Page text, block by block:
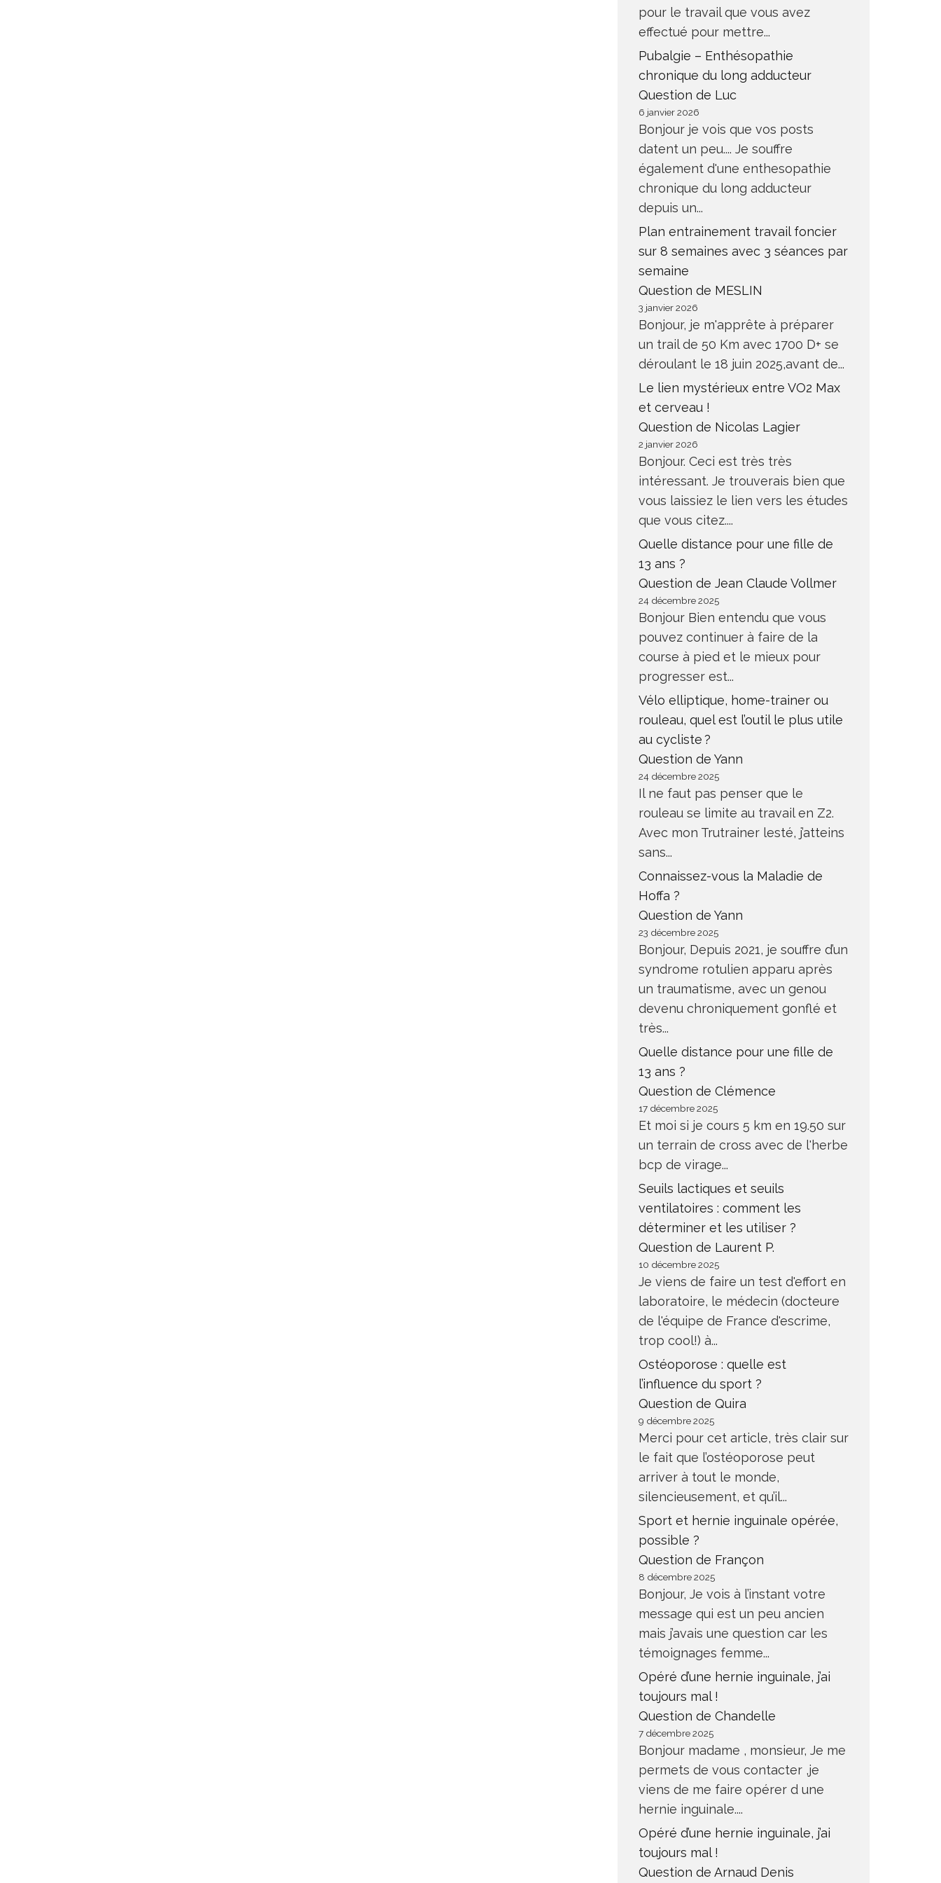
pour le travail que vous avez
effectué pour mettre...
Pubalgie – Enthésopathie
chronique du long adducteur
Question de Luc
6 janvier 2026
Bonjour je vois que vos posts
datent un peu.... Je souffre
également d'une enthesopathie
chronique du long adducteur
depuis un...
Plan entrainement travail foncier
sur 8 semaines avec 3 séances par
semaine
Question de MESLIN
3 janvier 2026
Bonjour, je m'apprête à préparer
un trail de 50 Km avec 1700 D+ se
déroulant le 18 juin 2025,avant de...
Le lien mystérieux entre VO2 Max
et cerveau !
Question de Nicolas Lagier
2 janvier 2026
Bonjour. Ceci est très très
intéressant. Je trouverais bien que
vous laissiez le lien vers les études
que vous citez....
Quelle distance pour une fille de
13 ans ?
Question de Jean Claude Vollmer
24 décembre 2025
Bonjour Bien entendu que vous
pouvez continuer à faire de la
course à pied et le mieux pour
progresser est...
Vélo elliptique, home-trainer ou
rouleau, quel est l’outil le plus utile
au cycliste ?
Question de Yann
24 décembre 2025
Il ne faut pas penser que le
rouleau se limite au travail en Z2.
Avec mon Trutrainer lesté, j’atteins
sans...
Connaissez-vous la Maladie de
Hoffa ?
Question de Yann
23 décembre 2025
Bonjour, Depuis 2021, je souffre d’un
syndrome rotulien apparu après
un traumatisme, avec un genou
devenu chroniquement gonflé et
très...
Quelle distance pour une fille de
13 ans ?
Question de Clémence
17 décembre 2025
Et moi si je cours 5 km en 19.50 sur
un terrain de cross avec de l'herbe
bcp de virage...
Seuils lactiques et seuils
ventilatoires : comment les
déterminer et les utiliser ?
Question de Laurent P.
10 décembre 2025
Je viens de faire un test d'effort en
laboratoire, le médecin (docteure
de l'équipe de France d'escrime,
trop cool!) à...
Ostéoporose : quelle est
l’influence du sport ?
Question de Quira
9 décembre 2025
Merci pour cet article, très clair sur
le fait que l’ostéoporose peut
arriver à tout le monde,
silencieusement, et qu’il...
Sport et hernie inguinale opérée,
possible ?
Question de Françon
8 décembre 2025
Bonjour, Je vois à l’instant votre
message qui est un peu ancien
mais j’avais une question car les
témoignages femme...
Opéré d’une hernie inguinale, j’ai
toujours mal !
Question de Chandelle
7 décembre 2025
Bonjour madame , monsieur, Je me
permets de vous contacter ,je
viens de me faire opérer d une
hernie inguinale....
Opéré d’une hernie inguinale, j’ai
toujours mal !
Question de Arnaud Denis